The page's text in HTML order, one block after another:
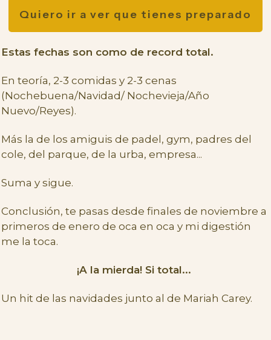
Quiero ir a ver que tienes preparado
Estas fechas son como de record total.
En teoría, 2-3 comidas y 2-3 cenas
(Nochebuena/Navidad/ Nochevieja/Año
Nuevo/Reyes).
Más la de los amiguis de padel, gym, padres del
cole, del parque, de la urba, empresa...
Suma y sigue.
Conclusión, te pasas desde finales de noviembre a
primeros de enero de oca en oca y mi digestión
me la toca.
¡A la mierda! Si total...
Un hit de las navidades junto al de Mariah Carey.